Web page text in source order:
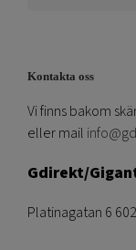
Kontakta oss
Vi finns bakom
eller mail
Gdirekt/
Platinagatan 6